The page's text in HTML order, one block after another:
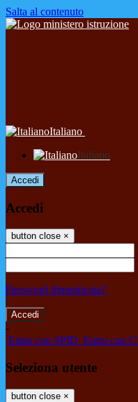
Salta al contenuto
Italiano
Italiano
Accedi
Accedi
button close ×
Password dimenticata?
-
Entra con SPID Entra con
Seleziona utente
button close ×